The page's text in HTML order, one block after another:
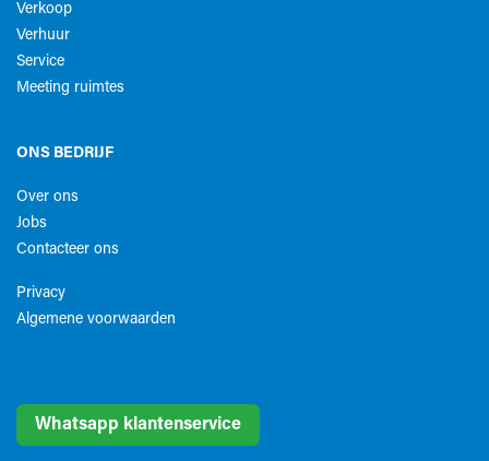
Verkoop
Verhuur
Service
Meeting ruimtes
ONS BEDRIJF
Over ons
Jobs
Contacteer ons
Privacy
Algemene voorwaarden​
Whatsapp klantenservice